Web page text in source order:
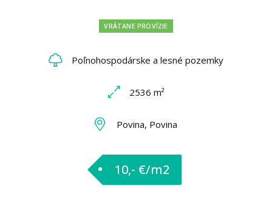
VRÁTANE PROVÍZIE
Poľnohospodárske a lesné pozemky
2536 m²
Povina, Povina
10,- €/m2